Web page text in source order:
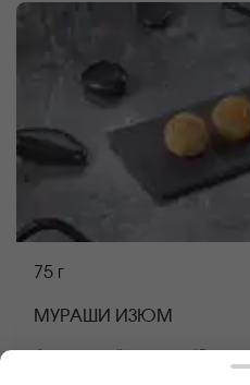
75 г
МУРАШИ ИЗЮМ